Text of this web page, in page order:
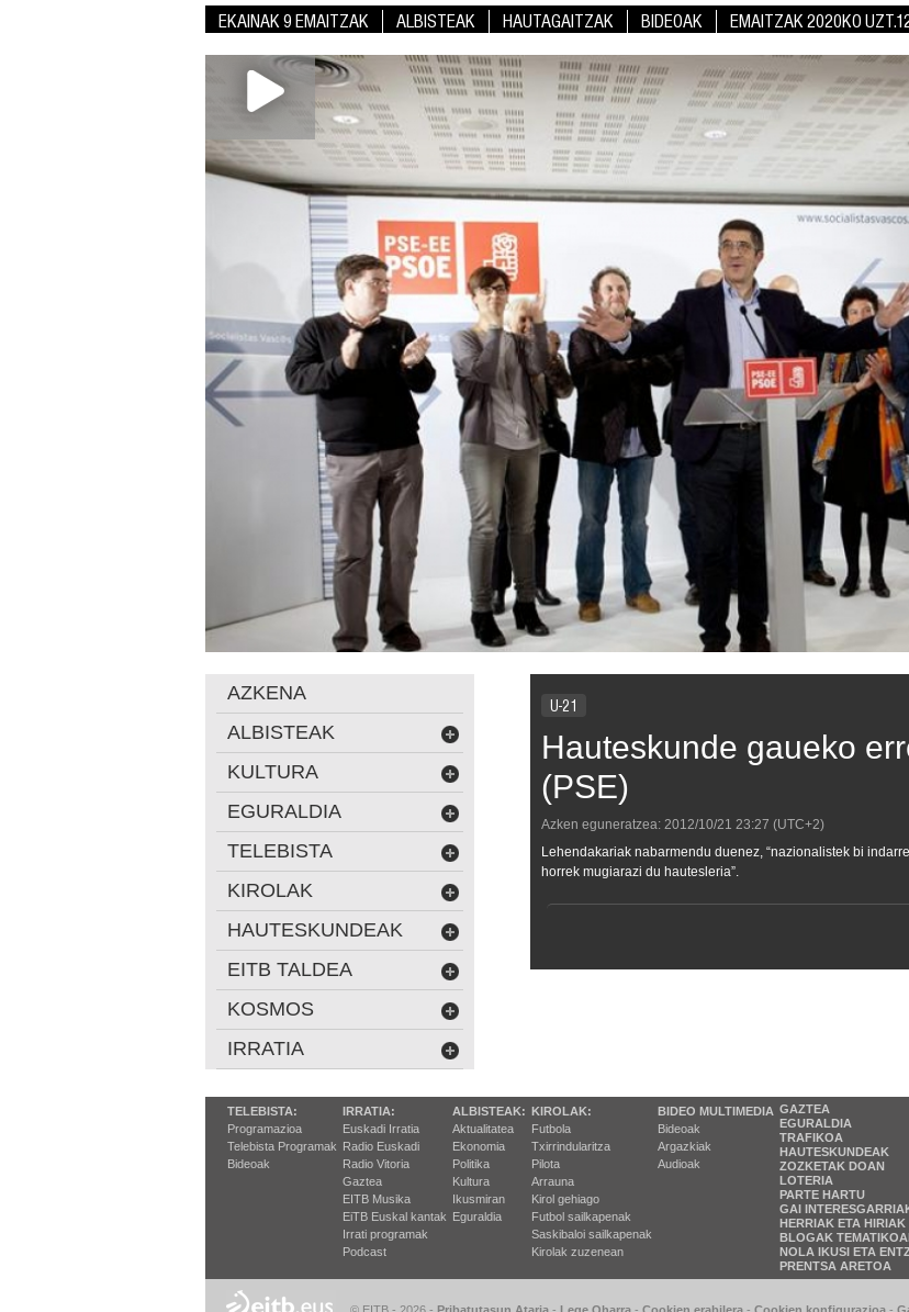
EKAINAK 9 EMAITZAK ALBISTEAK HAUTAGAITZAK BIDEOAK EMAITZAK 2020KO
U-21
Hauteskunde gaueko
(PSE)
Azken eguneratzea: 2012/10/21 23:27 (UTC+2)
Lehendakariak nabarmendu duenez, “nazionalistek bi
horrek mugiarazi du hautesleria”.
AZKENA
ALBISTEAK
KULTURA
EGURALDIA
TELEBISTA
KIROLAK
HAUTESKUNDEAK
EITB TALDEA
KOSMOS
IRRATIA
TELEBISTA:
Programazioa
Telebista Programak
Bideoak
IRRATIA:
Euskadi Irratia
Radio Euskadi
Radio Vitoria
Gaztea
EITB Musika
EiTB Euskal kantak
Irrati programak
Podcast
ALBISTEAK:
Aktualitatea
Ekonomia
Politika
Kultura
Ikusmiran
Eguraldia
KIROLAK:
Futbola
Txirrindularitza
Pilota
Arrauna
Kirol gehiago
Futbol sailkapenak
Saskibaloi sailkapenak
Kirolak zuzenean
BIDEO MULTIMEDIA
Bideoak
Argazkiak
Audioak
GAZTEA
EGURALDIA
TRAFIKOA
HAUTESKUNDEAK
ZOZKETAK DOAN
LOTERIA
PARTE HARTU
GAI
HERRIAK ETA HIRIAK
BLOGAK
NOLA IKUSI ETA
PRENTSA ARETOA